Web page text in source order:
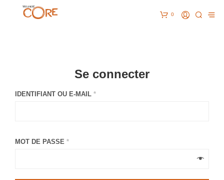
0
Se connecter
IDENTIFIANT OU E-MAIL *
MOT DE PASSE *